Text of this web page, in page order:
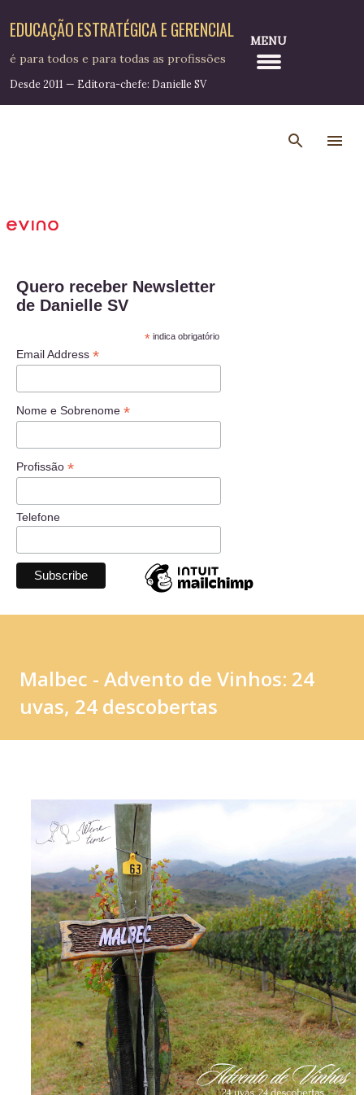
Pular para o conteúdo principal
EDUCAÇÃO ESTRATÉGICA E GERENCIAL
é para todos e para todas as profissões
Desde 2011 — Editora-chefe: Danielle SV
MENU
Quero receber Newsletter
de Danielle SV
*indica obrigatório
Email Address *
Nome e Sobrenome *
Profissão *
Telefone
Malbec - Advento de Vinhos: 24
uvas, 24 descobertas